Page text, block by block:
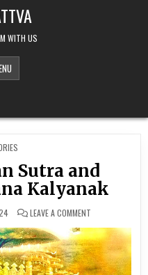
WITH US
Sutra and
Kalyanak
LEAVE A COMMENTON